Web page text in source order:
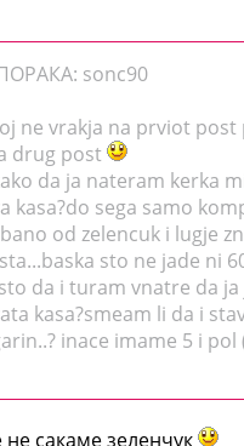
sonc90
ne vrakja na prviot post
drug post
da ja nateram kerka
kasa?do sega samo
od zelencuk i lugje
sto ne jade ni
da i turam vnatre da ja
kasa?smeam li da i
inace imame 5 i pol
сакаме зеленчук